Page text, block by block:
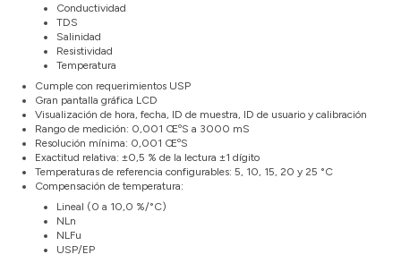
Conductividad
TDS
Salinidad
Resistividad
Temperatura
Cumple con requerimientos USP
Gran pantalla gráfica LCD
Visualización de hora, fecha, ID de muestra, ID de usuario y calibración
Rango de medición: 0,001 ŒºS a 3000 mS
Resolución mínima: 0,001 ŒºS
Exactitud relativa: ±0,5 % de la lectura ±1 dígito
Temperaturas de referencia configurables: 5, 10, 15, 20 y 25 °C
Compensación de temperatura:
Lineal (0 a 10,0 %/°C)
NLn
NLFu
USP/EP